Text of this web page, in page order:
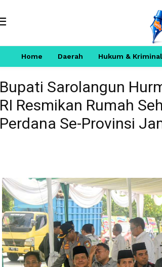
Home Daerah Hukum & Kriminal
Bupati Sarolangun
RI Resmikan Rumah
Perdana Se-Provinsi